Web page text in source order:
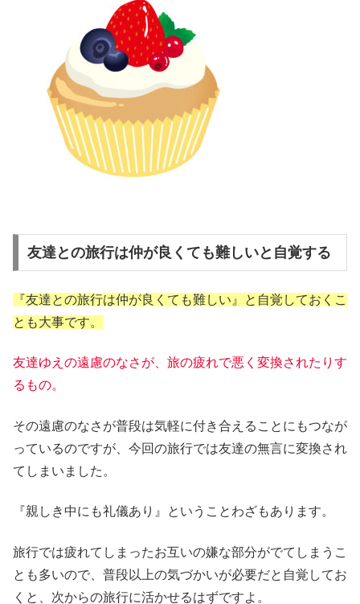
友達との旅行は仲が良くても難しいと自覚する
『友達との旅行は仲が良くても難しい』と自覚しておくこ
とも大事です。
友達ゆえの遠慮のなさが、旅の疲れで悪く変換されたりす
るもの。
その遠慮のなさが普段は気軽に付き合えることにもつなが
っているのですが、今回の旅行では友達の無言に変換され
てしまいました。
『親しき中にも礼儀あり』ということわざもあります。
旅行では疲れてしまったお互いの嫌な部分がでてしまうこ
とも多いので、普段以上の気づかいが必要だと自覚してお
くと、次からの旅行に活かせるはずですよ。